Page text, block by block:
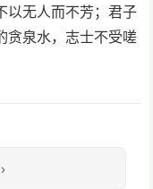
以无人而不芳；君子
贪泉水，志士不受嗟
›